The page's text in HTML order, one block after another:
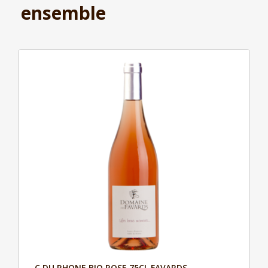
ensemble